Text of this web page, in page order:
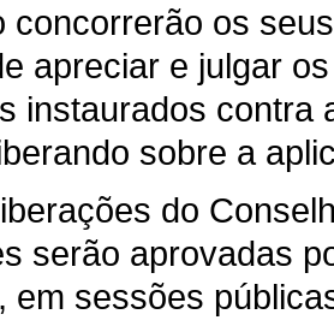
concorrerão os
apreciar e julgar
instaurados contra
sobre a
do
serão aprovadas
em sessões